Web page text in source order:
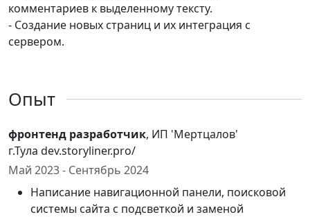
комментариев к выделенному тексту.
- Создание новых страниц и их интеграция с
сервером.
Опыт
фронтенд разработчик, ИП 'Мертцалов'
г.Тула dev.storyliner.pro/
Май 2023 - Сентябрь 2024
Написание навигационной панели, поисковой
системы сайта с подсветкой и заменой